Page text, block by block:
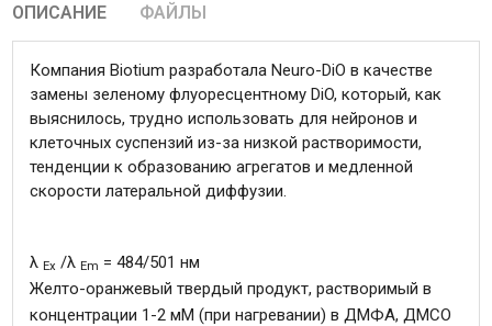
ОПИСАНИЕ ФАЙЛЫ
Компания Biotium разработала Neuro-DiO в качестве
замены зеленому флуоресцентному DiO, который, как
выяснилось, трудно использовать для нейронов и
клеточных суспензий из-за низкой растворимости,
тенденции к образованию агрегатов и медленной
скорости латеральной диффузии.
λ Ex /λ Em = 484/501 нм
Желто-оранжевый твердый продукт, растворимый в
концентрации 1-2 мМ (при нагревании) в ДМФА, ДМСО